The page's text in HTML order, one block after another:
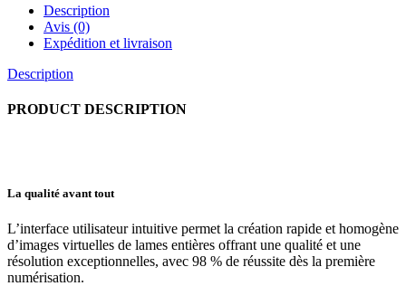
Description
Avis (0)
Expédition et livraison
Description
PRODUCT DESCRIPTION
La qualité avant tout
L’interface utilisateur intuitive permet la création rapide et homogène
d’images virtuelles de lames entières offrant une qualité et une
résolution exceptionnelles, avec 98 % de réussite dès la première
numérisation.